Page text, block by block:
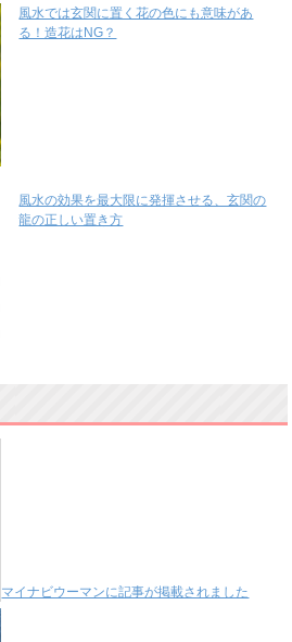
風水では玄関に置く花の色にも意味があ
る！造花はNG？
風水の効果を最大限に発揮させる、玄関の
龍の正しい置き方
マイナビウーマンに記事が掲載されました